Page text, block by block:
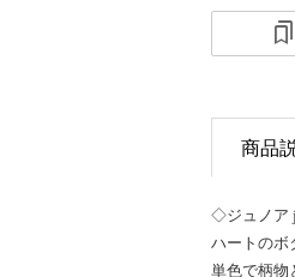
商品
◇ジュノア
ハートのボ
単色で柄物